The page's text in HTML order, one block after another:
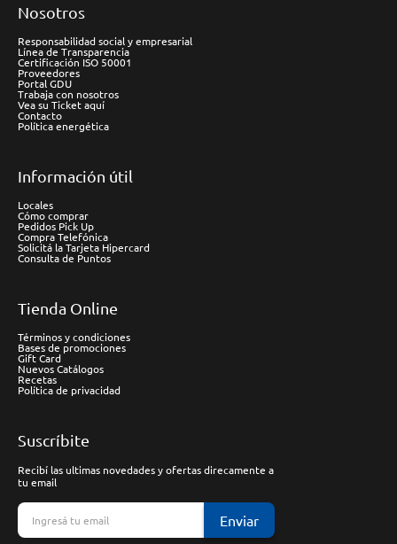
Nosotros
Responsabilidad social y empresarial
Línea de Transparencia
Certificación ISO 50001
Proveedores
Portal GDU
Trabaja con nosotros
Vea su Ticket aquí
Contacto
Política energética
Información útil
Locales
Cómo comprar
Pedidos Pick Up
Compra Telefónica
Solicitá la Tarjeta Hipercard
Consulta de Puntos
Tienda Online
Términos y condiciones
Bases de promociones
Gift Card
Nuevos Catálogos
Recetas
Política de privacidad
Suscríbite
Recibí las ultimas novedades y ofertas direcamente a
tu email
Enviar